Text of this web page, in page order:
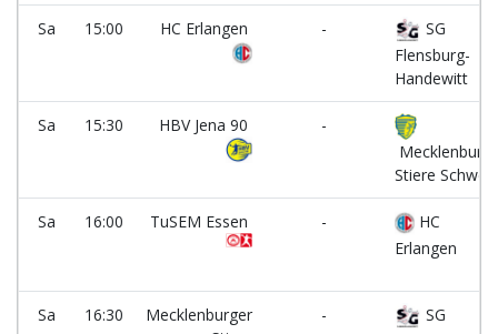
Sa 15:00 HC Erlangen -
SG
Flensburg-
Handewitt
Sa 15:30 HBV Jena 90
-
Stiere
Sa 16:00 TuSEM Essen -
HC
Erlangen
Sa 16:30
Mecklenburger
-
SG